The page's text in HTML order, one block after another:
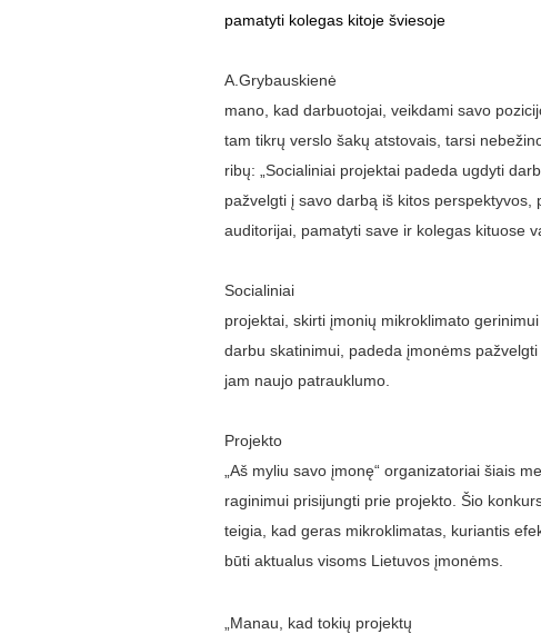
pamatyti kolegas kitoje šviesoje
A.Grybauskienė
mano, kad darbuotojai, veikdami savo
tam tikrų verslo šakų atstovais, tarsi
ribų: „Socialiniai projektai padeda ugdyti
pažvelgti į savo darbą iš kitos perspektyvos,
auditorijai, pamatyti save ir kolegas kituose
Socialiniai
projektai, skirti įmonių mikroklimato
darbu skatinimui, padeda įmonėms
jam naujo patrauklumo.
Projekto
„Aš myliu savo įmonę“ organizatoriai šiais
raginimui prisijungti prie projekto. Šio
teigia, kad geras mikroklimatas, kuriantis
būti aktualus visoms Lietuvos įmonėms.
„Manau, kad tokių projektų